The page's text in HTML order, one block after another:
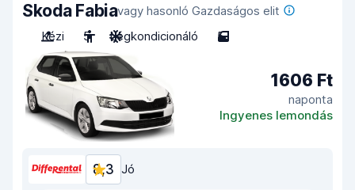
Skoda Fabiavagy hasonló Gazdaságos elit
Kézi
5 Légkondicionáló 5
1606 Ft
naponta
Ingyenes lemondás
8,3 Jó